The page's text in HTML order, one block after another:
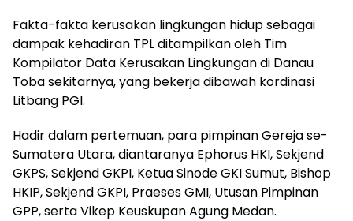
Fakta-fakta kerusakan lingkungan hidup sebagai
dampak kehadiran TPL ditampilkan oleh Tim
Kompilator Data Kerusakan Lingkungan di Danau
Toba sekitarnya, yang bekerja dibawah kordinasi
Litbang PGI.
Hadir dalam pertemuan, para pimpinan Gereja se-
Sumatera Utara, diantaranya Ephorus HKI, Sekjend
GKPS, Sekjend GKPI, Ketua Sinode GKI Sumut, Bishop
HKIP, Sekjend GKPI, Praeses GMI, Utusan Pimpinan
GPP, serta Vikep Keuskupan Agung Medan.